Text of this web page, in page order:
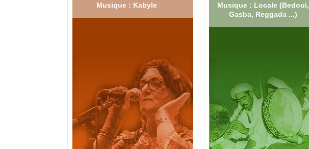
Musique : Kabyle
Musique : Locale (Bedoui,
Gasba, Reggada ...)